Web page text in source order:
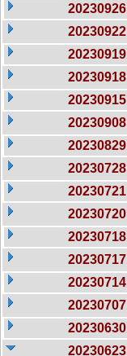
20230926
20230922
20230919
20230918
20230915
20230908
20230829
20230728
20230721
20230720
20230718
20230717
20230714
20230707
20230630
20230623